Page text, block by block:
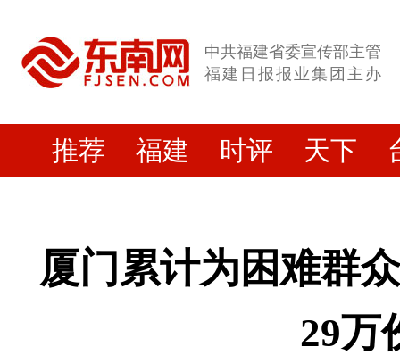
中共福建省委宣传部主管
福建日报报业集团主办
推荐 福建 时评 天下
厦门累计为困难群
29万